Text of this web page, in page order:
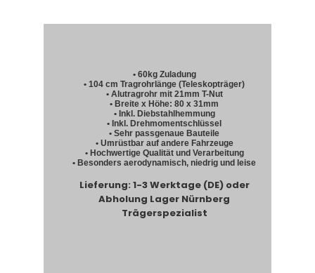
• 60kg Zuladung
• 104 cm Tragrohrlänge (Teleskopträger)
• Alutragrohr mit 21mm T-Nut
• Breite x Höhe: 80 x 31mm
• Inkl. Diebstahlhemmung
• Inkl. Drehmomentschlüssel
• Sehr passgenaue Bauteile
• Umrüstbar auf andere Fahrzeuge
• Hochwertige Qualität und Verarbeitung
• Besonders aerodynamisch, niedrig und leise
Lieferung: 1-3 Werktage (DE) oder
Abholung Lager Nürnberg
Trägerspezialist